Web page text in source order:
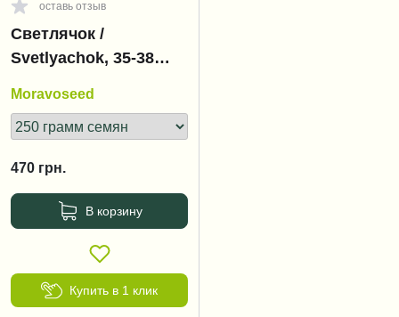
оставь отзыв
Светлячок /
Svetlyachok, 35-38
Moravoseed
470 грн.
В корзину
Купить в 1 клик